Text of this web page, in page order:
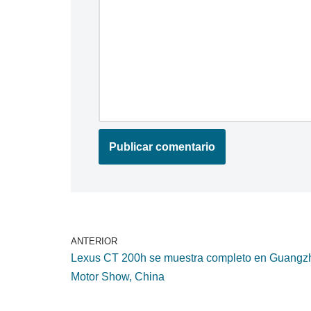
ANTERIOR
Lexus CT 200h se muestra completo en
Motor Show, China